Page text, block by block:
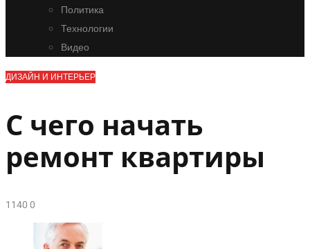
Политика
Технологии
Видео
ДИЗАЙН И ИНТЕРЬЕР
С чего начать
ремонт квартиры
11400